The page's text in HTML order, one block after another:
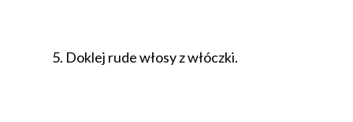
5. Doklej rude włosy z włóczki.